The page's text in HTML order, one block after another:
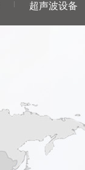
超声波设备